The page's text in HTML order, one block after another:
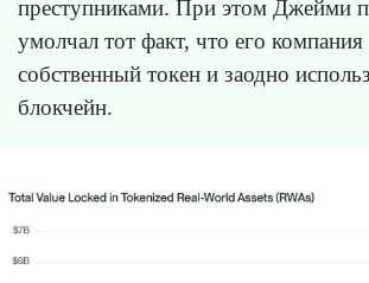
преступниками. При этом Джейми
умолчал тот факт, что его компания
собственный токен и заодно
блокчейн.